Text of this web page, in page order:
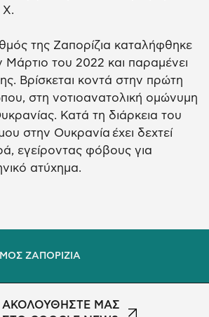
Χ.
της Ζαπορίζια καταλήφθηκε
του 2022 και παραμένει
Βρίσκεται κοντά στην πρώτη
στη νοτιοανατολική ομώνυμη
Κατά τη διάρκεια του
στην Ουκρανία έχει δεχτεί
εγείροντας φόβους για
ατύχημα.
ΖΑΠΟΡΙΖΙΑ
ΑΚΟΛΟΥΘΗΣΤΕ ΜΑΣ